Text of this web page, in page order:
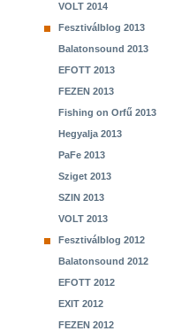
VOLT 2014
Fesztiválblog 2013
Balatonsound 2013
EFOTT 2013
FEZEN 2013
Fishing on Orfű 2013
Hegyalja 2013
PaFe 2013
Sziget 2013
SZIN 2013
VOLT 2013
Fesztiválblog 2012
Balatonsound 2012
EFOTT 2012
EXIT 2012
FEZEN 2012